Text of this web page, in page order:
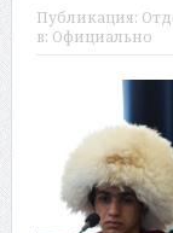
Публикация:
в: Официально